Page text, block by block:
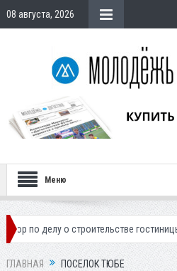
08 августа, 2026
Меню
о строительстве гостиницы у
ГЛАВНАЯ ПОСЕЛОК ТЮБЕ